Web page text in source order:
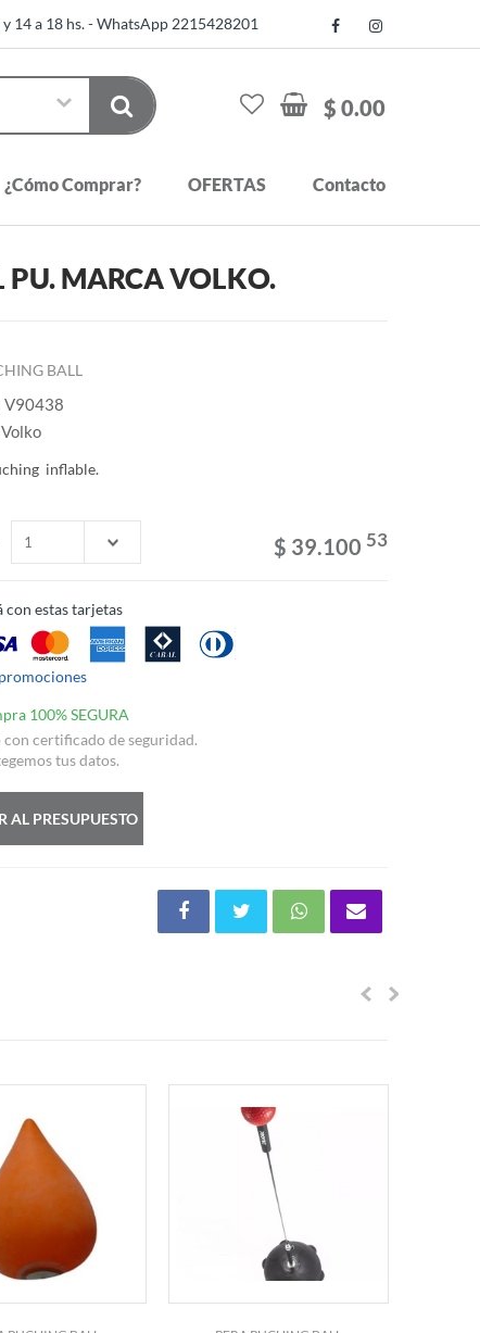
14 a 18 hs. - WhatsApp 2215428201
$ 0.00
¿Cómo Comprar? OFERTAS Contacto
PU. MARCA VOLKO.
BALL
V90438
inflable.
$ 39.100 53
con estas tarjetas
100% SEGURA
con certificado de seguridad.
tus datos.
AL PRESUPUESTO